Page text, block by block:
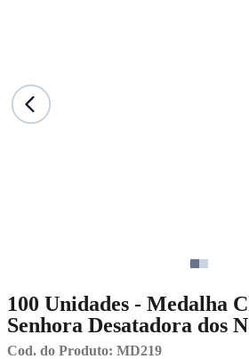
100 Unidades - Medalha
Senhora Desatadora dos
Cod. do Produto: MD219